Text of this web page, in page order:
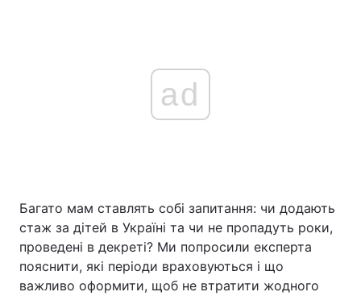
ad
Багато мам ставлять собі запитання: чи додають
стаж за дітей в Україні та чи не пропадуть роки,
проведені в декреті? Ми попросили експерта
пояснити, які періоди враховуються і що
важливо оформити, щоб не втратити жодного